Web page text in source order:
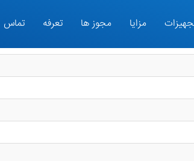
مزایا مجوز ها تعرفه تماس